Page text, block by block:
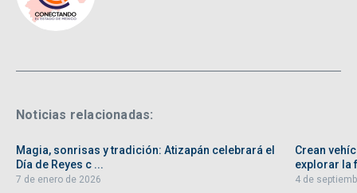
Noticias relacionadas:
Magia, sonrisas y tradición: Atizapán celebrará el
Día de Reyes c ...
7 de enero de 2026
Crean
explorar la
4 de